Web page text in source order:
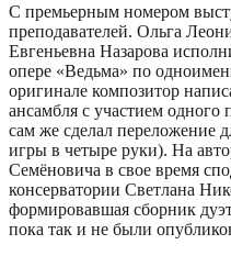
С премьерным номером
преподавателей. Ольга
Евгеньевна Назарова
опере «Ведьма» по
оригинале композитор
ансамбля с участием одного
сам же сделал переложение
игры в четыре руки). На
Семёновича в свое время
консерватории Светлана
формировавшая сборник
пока так и не были